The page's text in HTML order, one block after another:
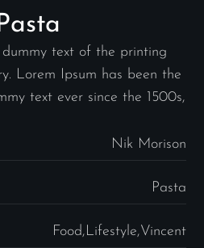
text of the printing
Lorem Ipsum has been the
text ever since the 1500s,
Nik Morison
Pasta
Food,Lifestyle,Vincent